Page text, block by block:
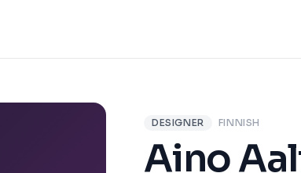
DESIGNER FINNISH
Aino